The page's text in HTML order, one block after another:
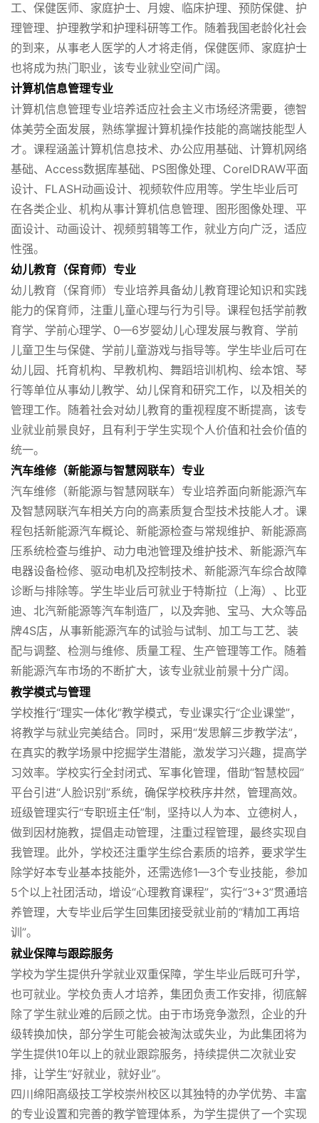
工、保健医师、家庭护士、月嫂、临床护理、预防保健、护
理管理、护理教学和护理科研等工作。随着我国老龄化社会
的到来，从事老人医学的人才将走俏，保健医师、家庭护士
也将成为热门职业，该专业就业空间广阔。
计算机信息管理专业
计算机信息管理专业培养适应社会主义市场经济需要，德智
体美劳全面发展，熟练掌握计算机操作技能的高端技能型人
才。课程涵盖计算机信息技术、办公应用基础、计算机网络
基础、Access数据库基础、PS图像处理、CorelDRAW平面
设计、FLASH动画设计、视频软件应用等。学生毕业后可
在各类企业、机构从事计算机信息管理、图形图像处理、平
面设计、动画设计、视频剪辑等工作，就业方向广泛，适应
性强。
幼儿教育（保育师）专业
幼儿教育（保育师）专业培养具备幼儿教育理论知识和实践
能力的保育师，注重儿童心理与行为引导。课程包括学前教
育学、学前心理学、0—6岁婴幼儿心理发展与教育、学前
儿童卫生与保健、学前儿童游戏与指导等。学生毕业后可在
幼儿园、托育机构、早教机构、舞蹈培训机构、绘本馆、琴
行等单位从事幼儿教学、幼儿保育和研究工作，以及相关的
管理工作。随着社会对幼儿教育的重视程度不断提高，该专
业就业前景良好，且有利于学生实现个人价值和社会价值的
统一。
汽车维修（新能源与智慧网联车）专业
汽车维修（新能源与智慧网联车）专业培养面向新能源汽车
及智慧网联汽车相关方向的高素质复合型技术技能人才。课
程包括新能源汽车概论、新能源检查与常规维护、新能源高
压系统检查与维护、动力电池管理及维护技术、新能源汽车
电器设备检修、驱动电机及控制技术、新能源汽车综合故障
诊断与排除等。学生毕业后可就业于特斯拉（上海）、比亚
迪、北汽新能源等汽车制造厂，以及奔驰、宝马、大众等品
牌4S店，从事新能源汽车的试验与试制、加工与工艺、装
配与调整、检测与维修、质量工程、生产管理等工作。随着
新能源汽车市场的不断扩大，该专业就业前景十分广阔。
教学模式与管理
学校推行“理实一体化”教学模式，专业课实行“企业课堂”，
将教学与就业完美结合。同时，采用“发思解三步教学法”，
在真实的教学场景中挖掘学生潜能，激发学习兴趣，提高学
习效率。学校实行全封闭式、军事化管理，借助“智慧校园”
平台引进“人脸识别”系统，确保学校秩序井然，管理高效。
班级管理实行“专职班主任”制，坚持以人为本、立德树人，
做到因材施教，提倡走动管理，注重过程管理，最终实现自
我管理。此外，学校还注重学生综合素质的培养，要求学生
除学好本专业基本技能外，还需选修1—3个专业技能，参加
5个以上社团活动，增设“心理教育课程”，实行“3+3”贯通培
养管理，大专毕业后学生回集团接受就业前的“精加工再培
训”。
就业保障与跟踪服务
学校为学生提供升学就业双重保障，学生毕业后既可升学，
也可就业。学校负责人才培养，集团负责工作安排，彻底解
除了学生就业难的后顾之忧。由于市场竞争激烈，企业的升
级转换加快，部分学生可能会被淘汰或失业，为此集团将为
学生提供10年以上的就业跟踪服务，持续提供二次就业安
排，让学生“好就业，就好业”。
四川绵阳高级技工学校崇州校区以其独特的办学优势、丰富
的专业设置和完善的教学管理体系，为学生提供了一个实现